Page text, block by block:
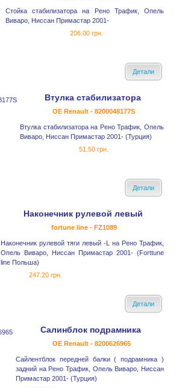
Стойка стабилизатора на Рено Трафик, Опель
Виваро, Ниссан Примастар 2001-
206.00 грн.
Детали
Втулка стабилизатора
OE Renault - 8200048177S
Втулка стабилизатора на Рено Трафик, Опель
Виваро, Ниссан Примастар 2001- (Турция)
51.50 грн.
Детали
Наконечник рулевой левый
fortune line - FZ1089
Наконечник рулевой тяги левый -L на Рено Трафик,
Опель Виваро, Ниссан Примастар 2001- (Forttune
line Польша)
247.20 грн.
Детали
Салинблок подрамника
OE Renault - 8200626965
Сайлентблок передней балки ( подрамника )
задний на Рено Трафик, Опель Виваро, Ниссан
Примастар 2001- (Турция)